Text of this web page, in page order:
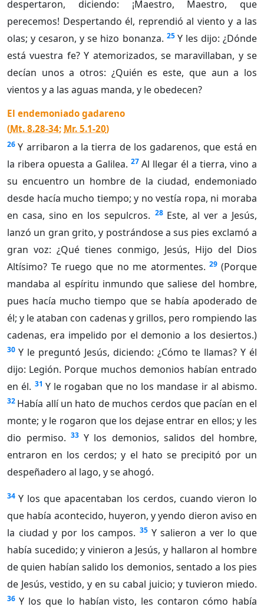
despertaron, diciendo: ¡Maestro, Maestro, que
perecemos! Despertando él, reprendió al viento y a las
olas; y cesaron, y se hizo bonanza. 25 Y les dijo: ¿Dónde
está vuestra fe? Y atemorizados, se maravillaban, y se
decían unos a otros: ¿Quién es este, que aun a los
vientos y a las aguas manda, y le obedecen?
El endemoniado gadareno
(Mt. 8.28-34; Mr. 5.1-20)
26 Y arribaron a la tierra de los gadarenos, que está en
la ribera opuesta a Galilea. 27 Al llegar él a tierra, vino a
su encuentro un hombre de la ciudad, endemoniado
desde hacía mucho tiempo; y no vestía ropa, ni moraba
en casa, sino en los sepulcros. 28 Este, al ver a Jesús,
lanzó un gran grito, y postrándose a sus pies exclamó a
gran voz: ¿Qué tienes conmigo, Jesús, Hijo del Dios
Altísimo? Te ruego que no me atormentes. 29 (Porque
mandaba al espíritu inmundo que saliese del hombre,
pues hacía mucho tiempo que se había apoderado de
él; y le ataban con cadenas y grillos, pero rompiendo las
cadenas, era impelido por el demonio a los desiertos.)
30 Y le preguntó Jesús, diciendo: ¿Cómo te llamas? Y él
dijo: Legión. Porque muchos demonios habían entrado
en él. 31 Y le rogaban que no los mandase ir al abismo.
32 Había allí un hato de muchos cerdos que pacían en el
monte; y le rogaron que los dejase entrar en ellos; y les
dio permiso. 33 Y los demonios, salidos del hombre,
entraron en los cerdos; y el hato se precipitó por un
despeñadero al lago, y se ahogó.
34 Y los que apacentaban los cerdos, cuando vieron lo
que había acontecido, huyeron, y yendo dieron aviso en
la ciudad y por los campos. 35 Y salieron a ver lo que
había sucedido; y vinieron a Jesús, y hallaron al hombre
de quien habían salido los demonios, sentado a los pies
de Jesús, vestido, y en su cabal juicio; y tuvieron miedo.
36 Y los que lo habían visto, les contaron cómo había